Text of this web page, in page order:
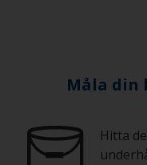
Måla din
Hitta